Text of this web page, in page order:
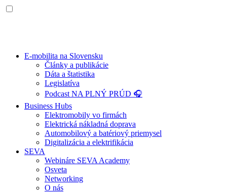
E-mobilita na Slovensku
Články a publikácie
Dáta a štatistika
Legislatíva
Podcast NA PLNÝ PRÚD 🎧
Business Hubs
Elektromobily vo firmách
Elektrická nákladná doprava
Automobilový a batériový priemysel
Digitalizácia a elektrifikácia
SEVA
Webináre SEVA Academy
Osveta
Networking
O nás